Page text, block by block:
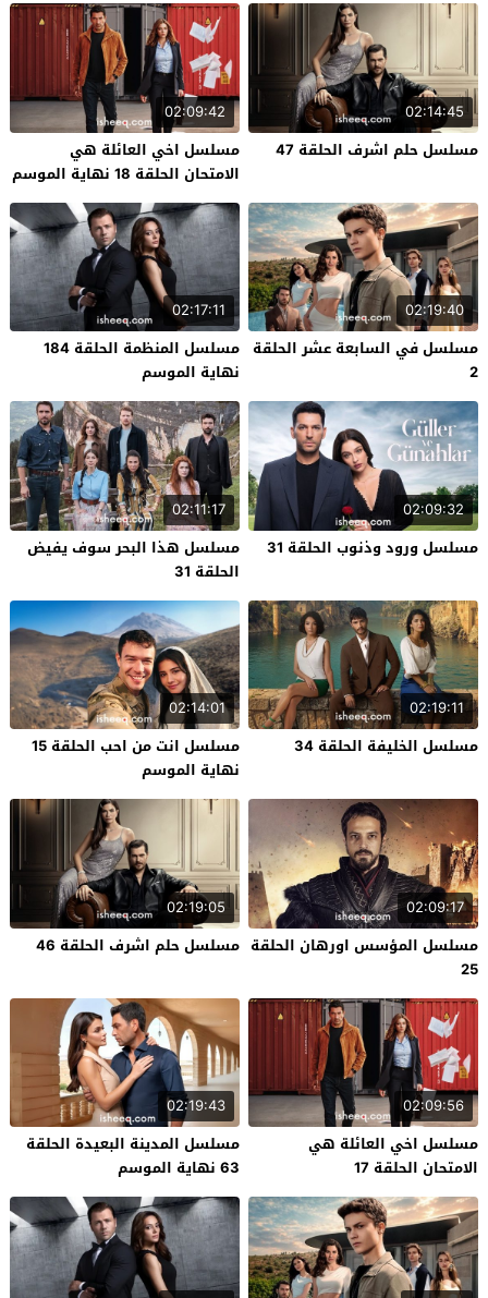
02:14:45
مسلسل حلم اشرف الحلقة 47
02:09:42
مسلسل اخي العائلة هي
الامتحان الحلقة 18 نهاية الموسم
02:19:40
مسلسل في السابعة عشر الحلقة
2
02:17:11
مسلسل المنظمة الحلقة 184
نهاية الموسم
02:09:32
مسلسل ورود وذنوب الحلقة 31
02:11:17
مسلسل هذا البحر سوف يفيض
الحلقة 31
02:19:11
مسلسل الخليفة الحلقة 34
02:14:01
مسلسل انت من احب الحلقة 15
نهاية الموسم
02:09:17
مسلسل المؤسس اورهان الحلقة
25
02:19:05
مسلسل حلم اشرف الحلقة 46
02:09:56
مسلسل اخي العائلة هي
الامتحان الحلقة 17
02:19:43
مسلسل المدينة البعيدة الحلقة
63 نهاية الموسم